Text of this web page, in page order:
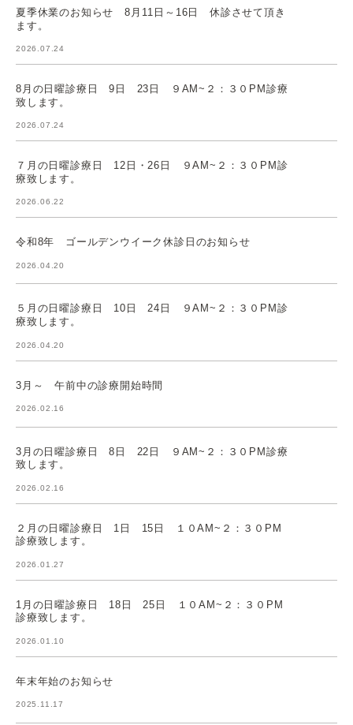
夏季休業のお知らせ 8月11日～16日 休診させて頂き
ます。
2026.07.24
8月の日曜診療日 9日 23日 ９AM~２：３０PM診療
致します。
2026.07.24
７月の日曜診療日 12日・26日 ９AM~２：３０PM診
療致します。
2026.06.22
令和8年 ゴールデンウイーク休診日のお知らせ
2026.04.20
５月の日曜診療日 10日 24日 ９AM~２：３０PM診
療致します。
2026.04.20
3月～ 午前中の診療開始時間
2026.02.16
3月の日曜診療日 8日 22日 ９AM~２：３０PM診療
致します。
2026.02.16
２月の日曜診療日 1日 15日 １０AM~２：３０PM
診療致します。
2026.01.27
1月の日曜診療日 18日 25日 １０AM~２：３０PM
診療致します。
2026.01.10
年末年始のお知らせ
2025.11.17